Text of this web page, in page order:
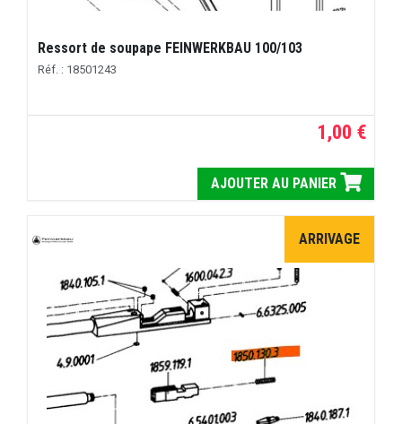
Ressort de soupape FEINWERKBAU 100/103
Réf. : 18501243
1,00 €
AJOUTER AU PANIER
ARRIVAGE